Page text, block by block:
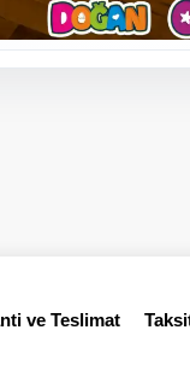
ve Teslimat